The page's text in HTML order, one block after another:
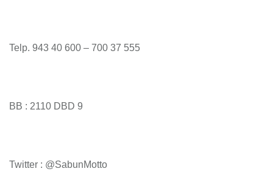
Telp. 943 40 600 – 700 37 555
BB : 2110 DBD 9
Twitter : @SabunMotto